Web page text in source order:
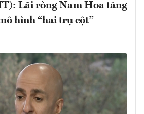
Lãi ròng Nam Hoa tăng
hình “hai trụ cột”